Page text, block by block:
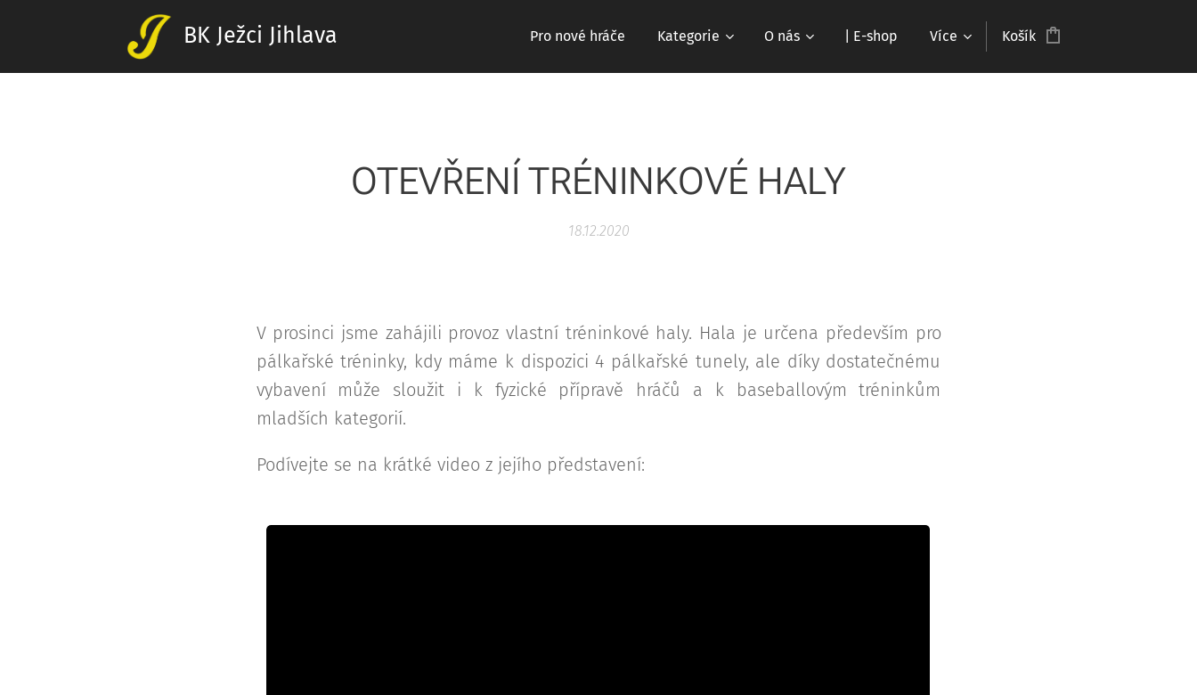
BK Ježci Jihlava Pro nové hráče Kategorie O nás | E-shop Více Košík
OTEVŘENÍ TRÉNINKOVÉ HALY
18.12.2020
V prosinci jsme zahájili provoz vlastní tréninkové haly. Hala je určena především pro
pálkařské tréninky, kdy máme k dispozici 4 pálkařské tunely, ale díky dostatečnému
vybavení může sloužit i k fyzické přípravě hráčů a k baseballovým tréninkům
mladších kategorií.
Podívejte se na krátké video z jejího představení: